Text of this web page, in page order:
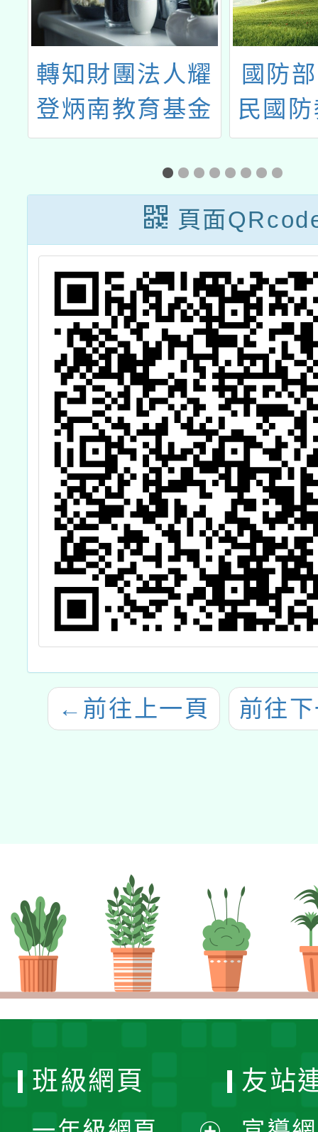
轉知財團法人耀
登炳南教育基金
會、財團法人金
車文教基金會辦
理及台電電幻一
號所共同辦理
【SEED永續綠
能未來式-教師研
習營】
國防
民國
際網
活動
頁面
← 前往上一頁 前往
班級網頁 友站